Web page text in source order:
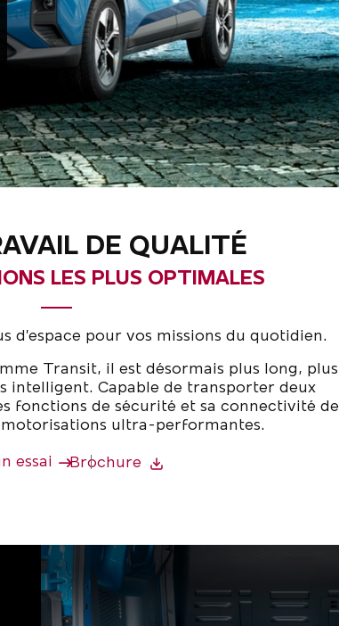
DE QUALITÉ
LES PLUS OPTIMALES
d’espace pour vos missions du quotidien.
Transit, il est désormais plus long, plus
intelligent. Capable de transporter deux
fonctions de sécurité et sa connectivité de
ultra-performantes.
essai Brochure